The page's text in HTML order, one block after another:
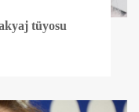
tüyosu